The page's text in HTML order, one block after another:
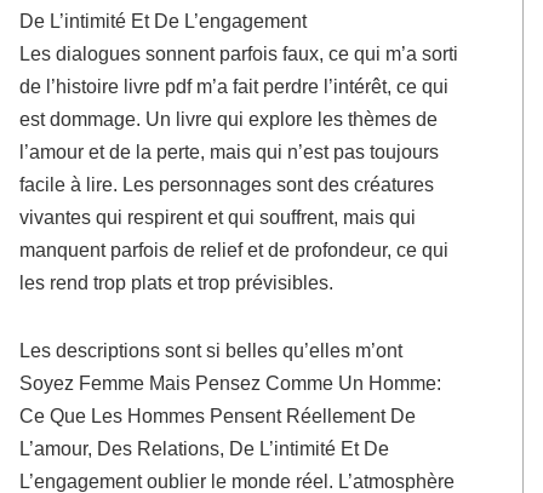
De L’intimité Et De L’engagement
Les dialogues sonnent parfois faux, ce qui m’a sorti
de l’histoire livre pdf m’a fait perdre l’intérêt, ce qui
est dommage. Un livre qui explore les thèmes de
l’amour et de la perte, mais qui n’est pas toujours
facile à lire. Les personnages sont des créatures
vivantes qui respirent et qui souffrent, mais qui
manquent parfois de relief et de profondeur, ce qui
les rend trop plats et trop prévisibles.
Les descriptions sont si belles qu’elles m’ont
Soyez Femme Mais Pensez Comme Un Homme:
Ce Que Les Hommes Pensent Réellement De
L’amour, Des Relations, De L’intimité Et De
L’engagement oublier le monde réel. L’atmosphère